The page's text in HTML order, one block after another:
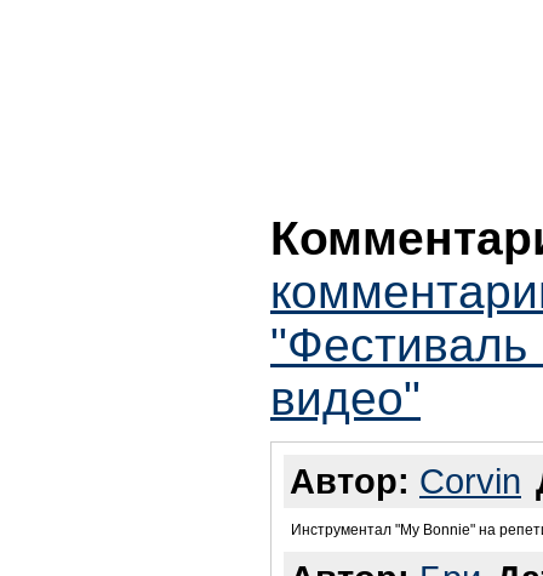
"Фестиваль
видео"
Автор: Corvin
Инструментал "My Bonnie" на